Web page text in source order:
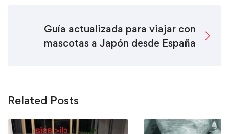
Guía actualizada para viajar con
mascotas a Japón desde España
Related Posts